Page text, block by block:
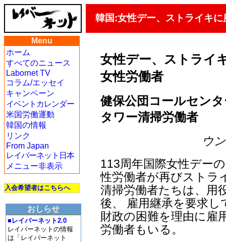
韓国:女性デー、ストライキ
Menu
ホーム
すべてのニュース
Labornet TV
コラム/エッセイ
キャンペーン
イベントカレンダー
米国労働運動
韓国の情報
リンク
From Japan
レイバーネット日本
メニュー非表示
入会希望者はこちらへ
おしらせ
■レイバーネット2.0
レイバーネットの情報
は「レイバーネット
女性デー、ストライ
女性労働者
健保公団コールセン
タワー清掃労働者
ウ
113周年国際女性デー
性労働者が再びストラ
清掃労働者たちは、用
後、 雇用継承を要求
財政の困難を理由に雇
労働者もいる。